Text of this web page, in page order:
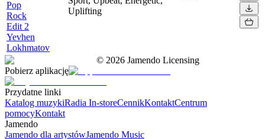
Pop
Rock
Edit 2
Yevhen
Lokhmatov
Uplifting
© 2026 Jamendo Licensing
Pobierz aplikację
Przydatne linki
Katalog muzykiRadia In-storeCennikKontaktCentrum
pomocyKontakt
Jamendo
Jamendo dla artystówJamendo Music